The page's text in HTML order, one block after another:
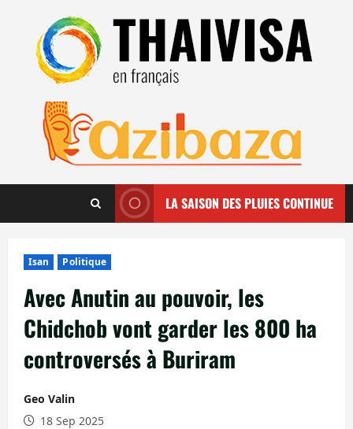
contenu
LA SAISON DES PLUIES CONTINUE
Isan Politique
Avec Anutin au pouvoir, les
Chidchob vont garder les 800 ha
controversés à Buriram
Geo Valin
18 Sep 2025